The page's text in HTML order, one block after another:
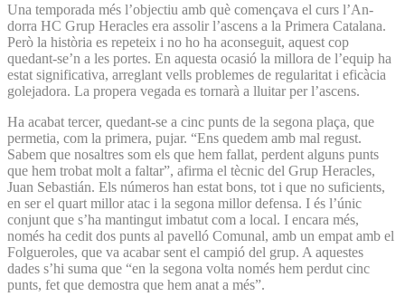
Una temporada més l’objectiu amb què començava el curs l’An­
dorra HC Grup Heracles era assolir l’ascens a la Primera Catalana.
Però la història es repeteix i no ho ha aconseguit, aquest cop
quedant-se’n a les portes. En aquesta ocasió la millora de l’equip ha
estat significativa, arreglant vells problemes de regularitat i eficàcia
golejadora. La propera vegada es tornarà a lluitar per l’ascens.
Ha acabat tercer, quedant-se a cinc punts de la segona plaça, que
permetia, com la primera, pujar. “Ens quedem amb mal regust.
Sabem que nosaltres som els que hem fallat, perdent alguns punts
que hem trobat molt a faltar”, afirma el tècnic del Grup Heracles,
Juan Sebastián. Els números han estat bons, tot i que no suficients,
en ser el quart millor atac i la segona millor defensa. I és l’únic
conjunt que s’ha mantingut imbatut com a local. I encara més,
només ha cedit dos punts al pavelló Comunal, amb un empat amb el
Folgueroles, que va acabar sent el campió del grup. A aquestes
dades s’hi suma que “en la segona volta només hem perdut cinc
punts, fet que demostra que hem anat a més”.